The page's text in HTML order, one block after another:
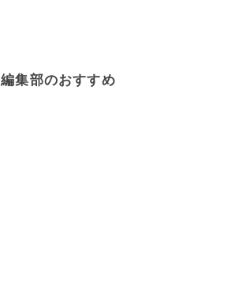
編集部のおすすめ